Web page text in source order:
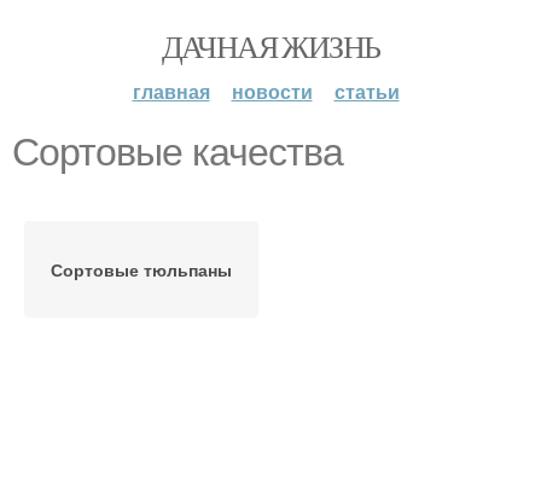
ДАЧНАЯ ЖИЗНЬ
главная новости статьи
Сортовые качества
Сортовые тюльпаны